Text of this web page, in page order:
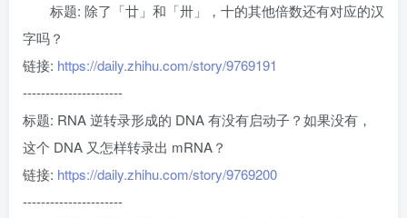
标题: 除了「廿」和「卅」，十的其他倍数还有对应的汉
字吗？
链接: https://daily.zhihu.com/story/9769191
----------------------
标题: RNA 逆转录形成的 DNA 有没有启动子？如果没有，
这个 DNA 又怎样转录出 mRNA？
链接: https://daily.zhihu.com/story/9769200
----------------------